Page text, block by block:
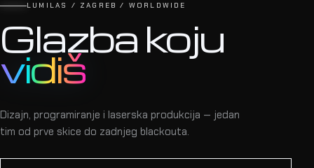
LUMILAS / ZAGREB / WORLDWIDE
Glazba koju
vidiš
Dizajn, programiranje i laserska produkcija — jedan
tim od prve skice do zadnjeg blackouta.